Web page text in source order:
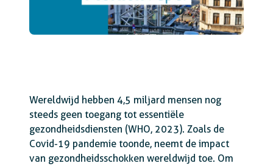
Wereldwijd hebben 4,5 miljard mensen nog
steeds geen toegang tot essentiële
gezondheidsdiensten (WHO, 2023). Zoals de
Covid-19 pandemie toonde, neemt de impact
van gezondheidsschokken wereldwijd toe. Om